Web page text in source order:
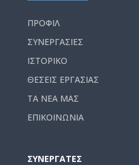
ΠΡΟΦΙΛ
ΣΥΝΕΡΓΑΣΙΕΣ
ΙΣΤΟΡΙΚΟ
ΘΕΣΕΙΣ ΕΡΓΑΣΙΑΣ
ΤΑ ΝΕΑ ΜΑΣ
ΕΠΙΚΟΙΝΩΝΙΑ
ΣΥΝΕΡΓΑΤΕΣ